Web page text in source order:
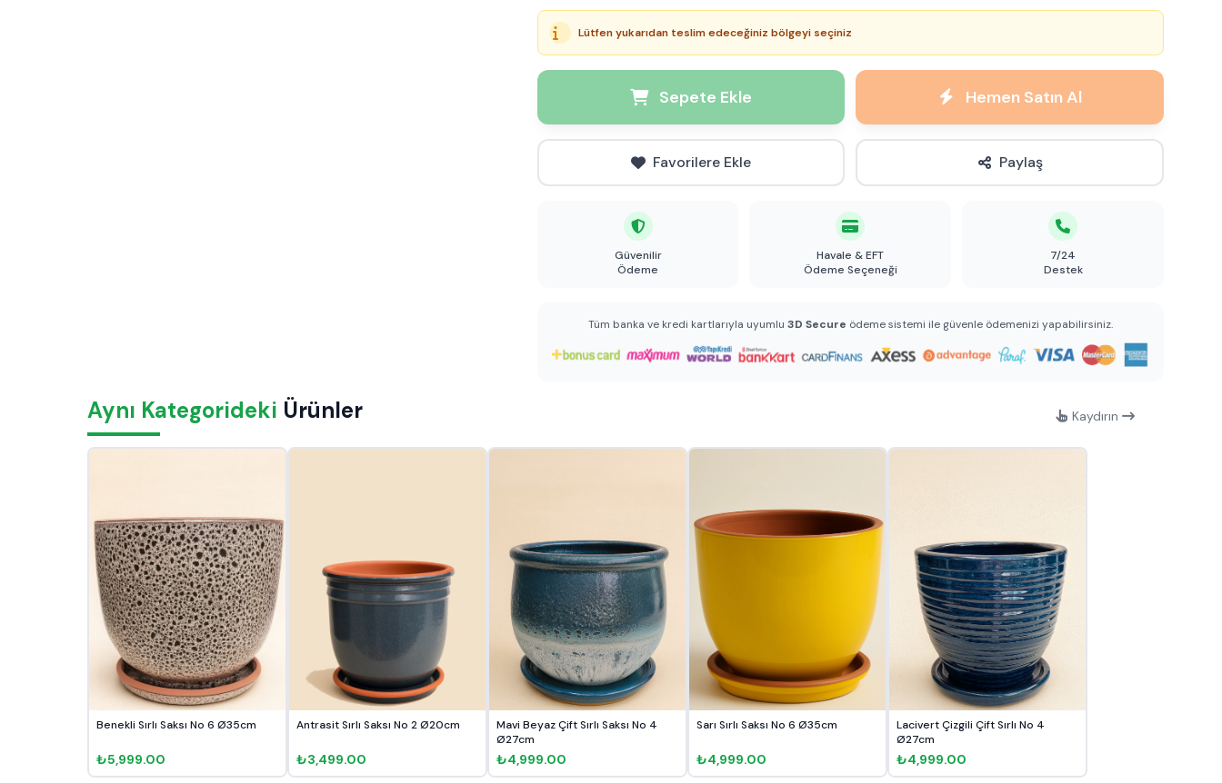
Lütfen yukarıdan teslim edeceğiniz bölgeyi seçiniz
Sepete Ekle Hemen Satın Al
Favorilere Ekle Paylaş
Güvenilir
Ödeme
Havale & EFT
Ödeme Seçeneği
7/24
Destek
Tüm banka ve kredi kartlarıyla uyumlu 3D Secure ödeme sistemi ile güvenle ödemenizi yapabilirsiniz.
Aynı Kategorideki Ürünler Kaydırın
Benekli Sırlı Saksı No 6 Ø35cm
₺5,999.00
Antrasit Sırlı Saksı No 2 Ø20cm
₺3,499.00
Mavi Beyaz Çift Sırlı Saksı No 4
Ø27cm
₺4,999.00
Sarı Sırlı Saksı No 6 Ø35cm
₺4,999.00
Lacivert Çizgili Çift Sırlı No 4
Ø27cm
₺4,999.00